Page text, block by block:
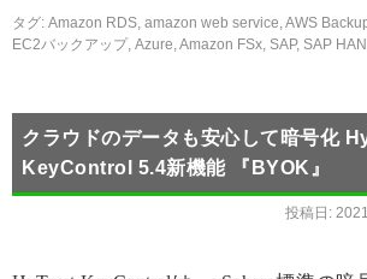
タグ: Amazon RDS, amazon web service,AWS
EC2バックアップ, Azure,Amazon FSx, SAP, SAP
クラウドのデータも安心して暗号化
KeyControl 5.4新機能 『BYOK』
投稿日: